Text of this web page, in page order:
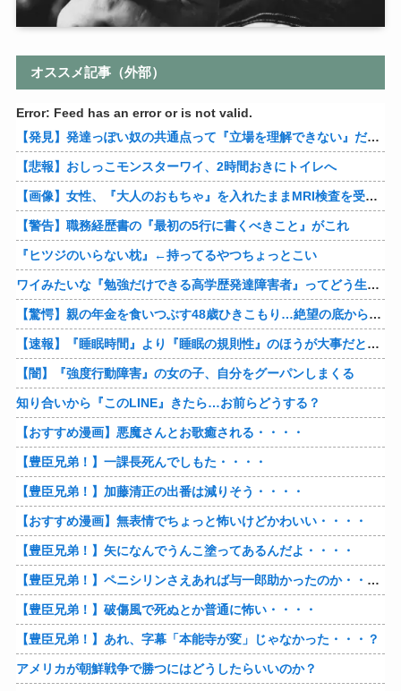
オススメ記事（外部）
Error: Feed has an error or is not valid.
【発見】発達っぽい奴の共通点って『立場を理解できない』だよな
【悲報】おしっこモンスターワイ、2時間おきにトイレへ
【画像】女性、『大人のおもちゃ』を入れたままMRI検査を受けた結果 →
【警告】職務経歴書の『最初の5行に書くべきこと』がこれ
『ヒツジのいらない枕』←持ってるやつちょっとこい
ワイみたいな『勉強だけできる高学歴発達障害者』ってどう生きたらいいんや？
【驚愕】親の年金を食いつぶす48歳ひきこもり…絶望の底から家族を救ったのは『障害基礎年金』だった
【速報】『睡眠時間』より『睡眠の規則性』のほうが大事だと判明
【闇】『強度行動障害』の女の子、自分をグーパンしまくる
知り合いから『このLINE』きたら…お前らどうする？
【おすすめ漫画】悪魔さんとお歌癒される・・・・
【豊臣兄弟！】一課長死んでしもた・・・・
【豊臣兄弟！】加藤清正の出番は減りそう・・・・
【おすすめ漫画】無表情でちょっと怖いけどかわいい・・・・
【豊臣兄弟！】矢になんでうんこ塗ってあるんだよ・・・・
【豊臣兄弟！】ペニシリンさえあれば与一郎助かったのか・・・？
【豊臣兄弟！】破傷風で死ぬとか普通に怖い・・・・
【豊臣兄弟！】あれ、字幕「本能寺が変」じゃなかった・・・？
アメリカが朝鮮戦争で勝つにはどうしたらいいのか？